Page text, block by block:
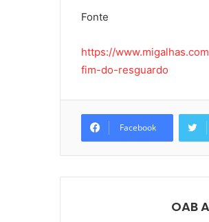
Fonte
https://
fim-do-resguardo
Facebook
OAB